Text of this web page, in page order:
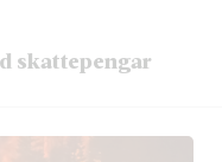
skattepengar